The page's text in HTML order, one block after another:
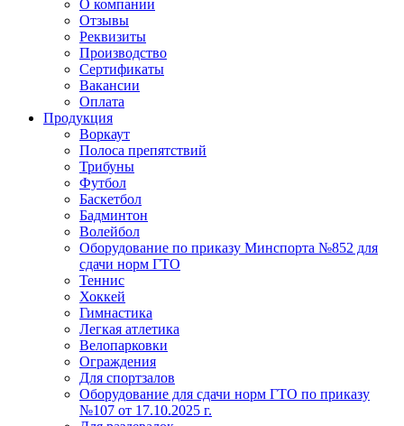
О компании
Отзывы
Реквизиты
Производство
Сертификаты
Вакансии
Оплата
Продукция
Воркаут
Полоса препятствий
Трибуны
Футбол
Баскетбол
Бадминтон
Волейбол
Оборудование по приказу Минспорта №852 для
сдачи норм ГТО
Теннис
Хоккей
Гимнастика
Легкая атлетика
Велопарковки
Ограждения
Для спортзалов
Оборудование для сдачи норм ГТО по приказу
№107 от 17.10.2025 г.